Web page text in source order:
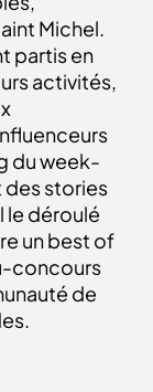
Michel.
partis en
activités,
du week-
des stories
le déroulé
un best of
concours
de